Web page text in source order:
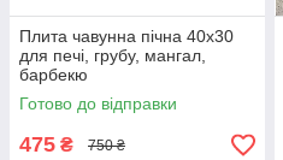
Плита чавунна пічна 40х30
для печі, грубу, мангал,
барбекю
Готово до відправки
475 ₴ 750 ₴